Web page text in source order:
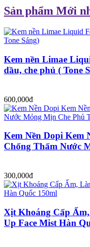
Sản phẩm Mới
Kem nền Limae
dầu, che phủ ( Tone
600,000đ
Kem Nền Dopi Kem
Chống Thấm Nước
300,000đ
Xịt Khoáng Cấp
Up Face Mist Hàn